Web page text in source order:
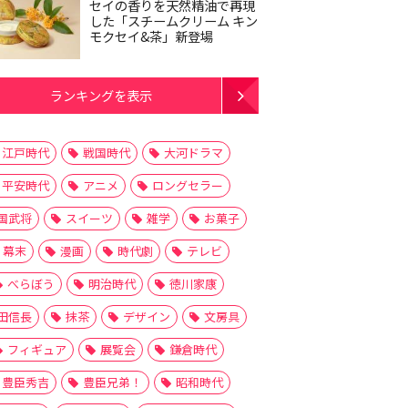
セイの香りを天然精油で再現
した「スチームクリーム キン
モクセイ&茶」新登場
ランキングを表示
江戸時代 戦国時代
大河ドラマ
平安時代
アニメ
ロングセラー
武将
スイーツ 雑学
お菓子
幕末
漫画 時代劇
テレビ
べらぼう
明治時代
徳川家康
信長
抹茶 デザイン
文房具
フィギュア
展覧会
鎌倉時代
豊臣秀吉
豊臣兄弟！
昭和時代